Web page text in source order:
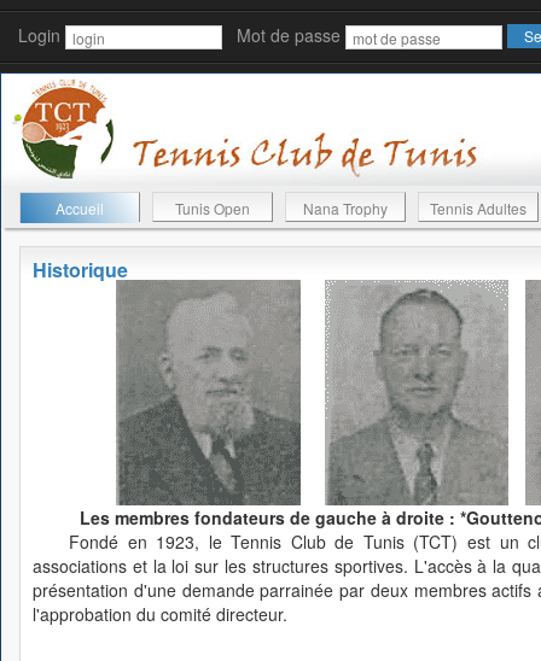
Login Mot de passe
Accueil Tunis Open Nana Trophy Tennis Adultes
Historique
Les membres fondateurs de gauche à droite :
Fondé en 1923, le Tennis Club de Tunis (TCT) est un
associations et la loi sur les structures sportives. L'accès à la
présentation d'une demande parrainée par deux membres
l'approbation du comité directeur.